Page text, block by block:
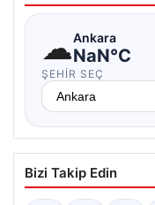
☁Ankara
NaN°C
ŞEHIR SEÇ
Bizi Takip Edin